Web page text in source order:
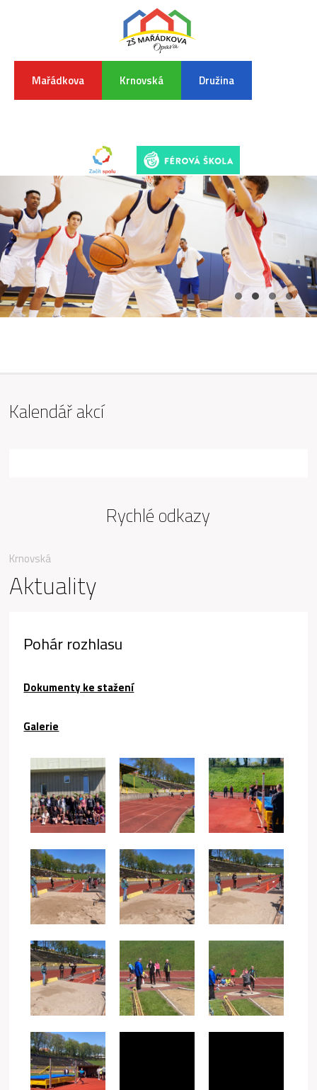
Mařádkova Krnovská Družina
Krnovská
Aktuality
Pohár rozhlasu
Dokumenty ke stažení
Galerie
Kalendář akcí
Rychlé odkazy